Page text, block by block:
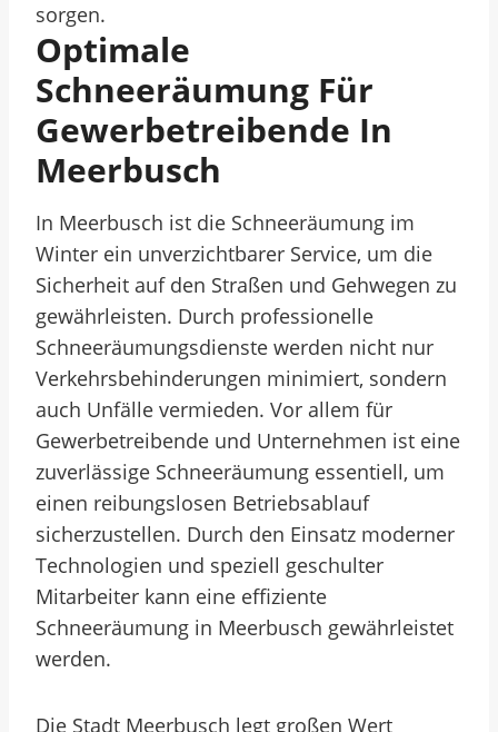
sorgen.
Optimale
Schneeräumung Für
Gewerbetreibende In
Meerbusch
In Meerbusch ist die Schneeräumung im
Winter ein unverzichtbarer Service, um die
Sicherheit auf den Straßen und Gehwegen zu
gewährleisten. Durch professionelle
Schneeräumungsdienste werden nicht nur
Verkehrsbehinderungen minimiert, sondern
auch Unfälle vermieden. Vor allem für
Gewerbetreibende und Unternehmen ist eine
zuverlässige Schneeräumung essentiell, um
einen reibungslosen Betriebsablauf
sicherzustellen. Durch den Einsatz moderner
Technologien und speziell geschulter
Mitarbeiter kann eine effiziente
Schneeräumung in Meerbusch gewährleistet
werden.
Die Stadt Meerbusch legt großen Wert